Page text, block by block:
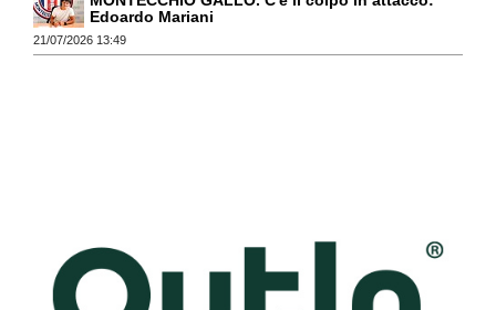
Edoardo Mariani
21/07/2026 13:49